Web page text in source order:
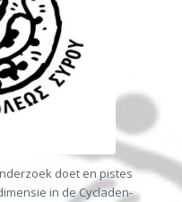
doet en pistes
in de Cycladen-